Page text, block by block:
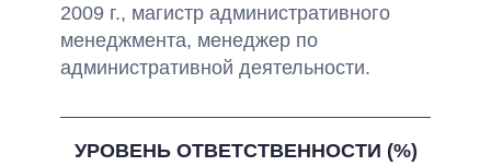
2009 г., магистр административного
менеджмента, менеджер по
административной деятельности.
УРОВЕНЬ ОТВЕТСТВЕННОСТИ (%)